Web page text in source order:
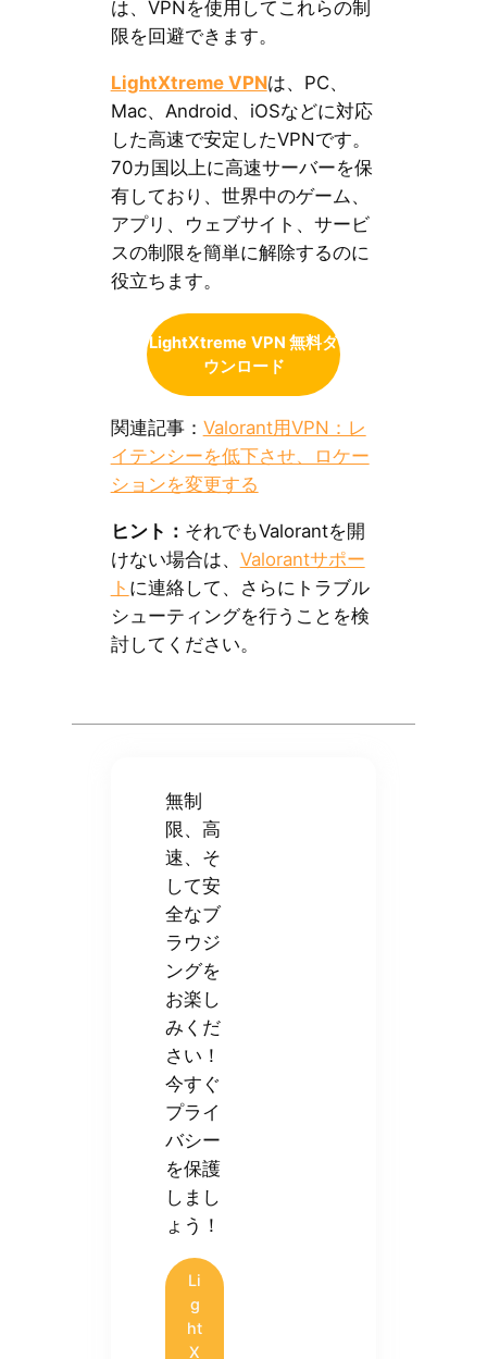
は、VPNを使用してこれらの制
限を回避できます。
LightXtreme VPNは、PC、
Mac、Android、iOSなどに対応
した高速で安定したVPNです。
70カ国以上に高速サーバーを保
有しており、世界中のゲーム、
アプリ、ウェブサイト、サービ
スの制限を簡単に解除するのに
役立ちます。
LightXtreme VPN 無料ダ
ウンロード
関連記事： Valorant用VPN：レ
イテンシーを低下させ、ロケー
ションを変更する
ヒント： それでもValorantを開
けない場合は、 Valorantサポー
ト に連絡して、さらにトラブル
シューティングを行うことを検
討してください。
無制
限、高
速、そ
して安
全なブ
ラウジ
ングを
お楽し
みくだ
さい！
今すぐ
プライ
バシー
を保護
しまし
ょう！
Li
g
ht
X